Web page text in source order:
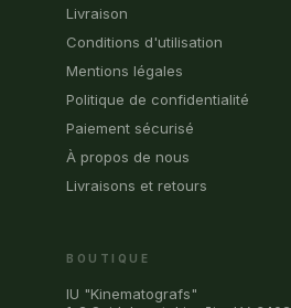
Livraison
Conditions d'utilisation
Mentions légales
Politique de confidentialité
Paiement sécurisé
À propos de nous
Livraisons et retours
BOUTIQUE
IU "Kinematografs"